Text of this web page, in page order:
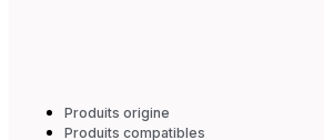
Produits origine
Produits compatibles